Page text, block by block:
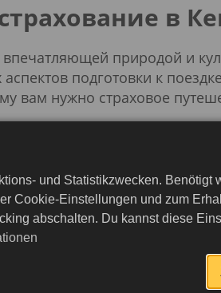
в
природой и
подготовки к
вам нужно страховое
во
und Statistikzwecken. Benötigt
Cookie-Einstellungen und zum
abschalten. Du kannst diese